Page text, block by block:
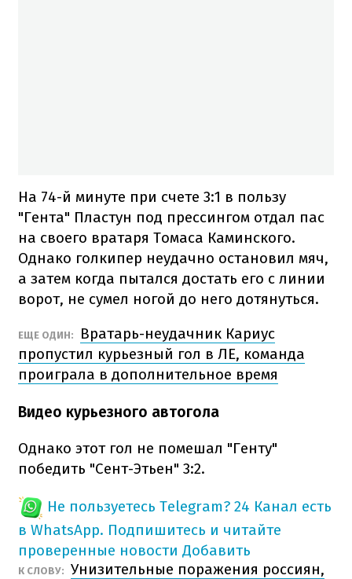
На 74-й минуте при счете 3:1 в пользу
"Гента" Пластун под прессингом отдал пас
на своего вратаря Томаса Каминского.
Однако голкипер неудачно остановил мяч,
а затем когда пытался достать его с линии
ворот, не сумел ногой до него дотянуться.
ЕЩЕ ОДИН:
Вратарь-неудачник Кариус
пропустил курьезный гол в ЛЕ, команда
проиграла в дополнительное время
Видео курьезного автогола
Однако этот гол не помешал "Генту"
победить "Сент-Этьен" 3:2.
Не пользуетесь Telegram? 24 Канал есть
в WhatsApp. Подпишитесь и читайте
проверенные новости Добавить
К СЛОВУ: Унизительные поражения россиян,